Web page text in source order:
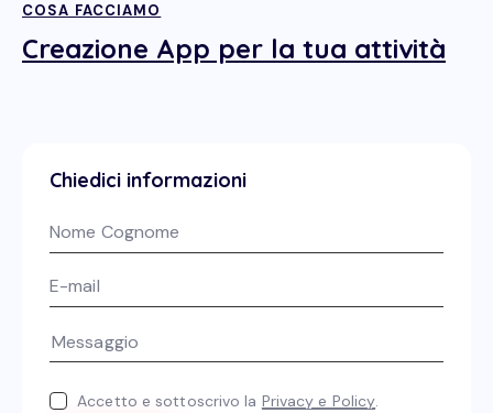
Creazione App per la tua attività
COSA FACCIAMO
Chiedici informazioni
Accetto e sottoscrivo la Privacy e Policy.